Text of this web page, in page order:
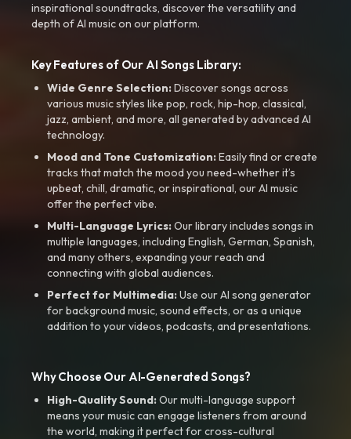
inspirational soundtracks, discover the versatility and
depth of AI music on our platform.
Key Features of Our AI Songs Library:
Wide Genre Selection:Discover songs across
various music styles like pop, rock, hip-hop, classical,
jazz, ambient, and more, all generated by advanced AI
technology.
Mood and Tone Customization:Easily find or create
tracks that match the mood you need-whether it’s
upbeat, chill, dramatic, or inspirational, our AI music
offer the perfect vibe.
Multi-Language Lyrics:Our library includes songs in
multiple languages, including English, German, Spanish,
and many others, expanding your reach and
connecting with global audiences.
Perfect for Multimedia:Use our AI song generator
for background music, sound effects, or as a unique
addition to your videos, podcasts, and presentations.
Why Choose Our AI-Generated Songs?
High-Quality Sound:Our multi-language support
means your music can engage listeners from around
the world, making it perfect for cross-cultural